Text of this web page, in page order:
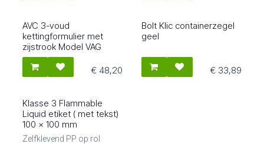
1560
AVC 3-voud
kettingformulier met
zijstrook Model VAG
€ 48,20
26032
Bolt Klic containerzegel
geel
€ 33,89
83504
Klasse 3 Flammable
Liquid etiket ( met tekst)
100 x 100 mm
Zelfklevend PP op rol